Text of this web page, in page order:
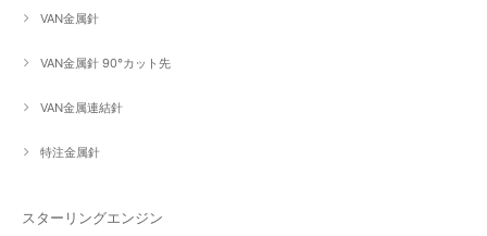
VAN金属針
VAN金属針 90°カット先
VAN金属連結針
特注金属針
スターリングエンジン